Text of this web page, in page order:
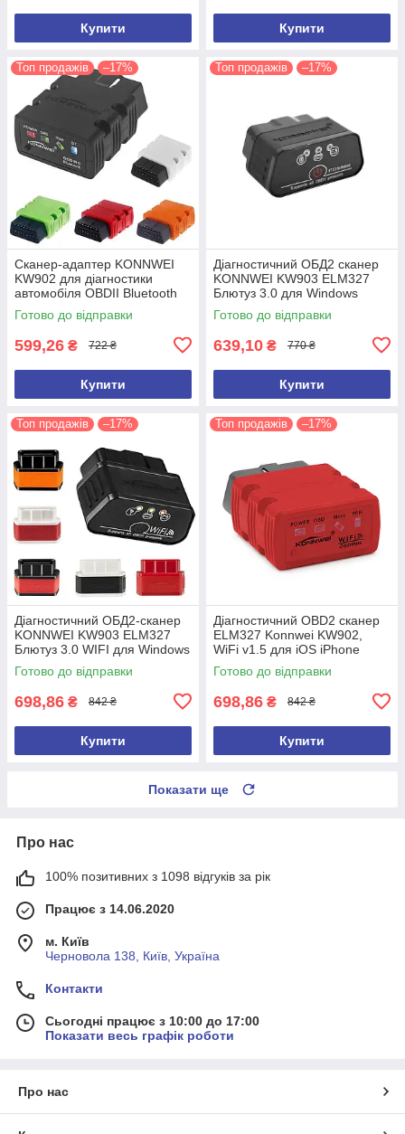
Купити Купити
Топ продажів –17%
Сканер-адаптер KONNWEI
KW902 для діагностики
автомобіля OBDII Bluetooth
3.0 Автосканер автотестер
ELM327
Готово до відправки
599,26 ₴ 722 ₴
Купити
Топ продажів –17%
Діагностичний ОБД2 сканер
KONNWEI KW903 ELM327
Блютуз 3.0 для Windows
Android IOS Автосканер
ELM327
Готово до відправки
639,10 ₴ 770 ₴
Купити
Топ продажів –17%
Діагностичний ОБД2-сканер
KONNWEI KW903 ELM327
Блютуз 3.0 WIFI для Windows
Android IOS Автосканер
ELM327
Готово до відправки
698,86 ₴ 842 ₴
Купити
Топ продажів –17%
Діагностичний OBD2 сканер
ELM327 Konnwei KW902,
WiFi v1.5 для iOS iPhone
Автосканер автотестер
ELM327
Готово до відправки
698,86 ₴ 842 ₴
Купити
Показати ще
Про нас
100% позитивних з 1098 відгуків за рік
Працює з 14.06.2020
м. Київ
Черновола 138, Київ, Україна
Контакти
Сьогодні працює з 10:00 до 17:00
Показати весь графік роботи
Про нас